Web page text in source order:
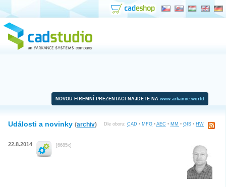
NOVOU FIREMNÍ PREZENTACI NAJDETE NA www.arkance.world
Dle oboru: CAD • MFG • AEC • MM • GIS • HW
Události a novinky (archiv)
22.8.2014 [6685x]